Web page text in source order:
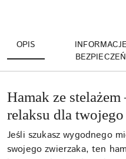
OPIS
Hamak ze
relaksu dla
Jeśli szukasz wygodnego
swojego zwierzaka, ten